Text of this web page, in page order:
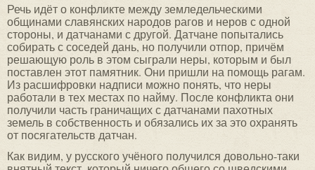
Речь идёт о конфликте между земледельческими
общинами славянских народов рагов и неров с одной
стороны, и датчанами с другой. Датчане попытались
собирать с соседей дань, но получили отпор, причём
решающую роль в этом сыграли неры, которым и был
поставлен этот памятник. Они пришли на помощь рагам.
Из расшифровки надписи можно понять, что неры
работали в тех местах по найму. После конфликта они
получили часть граничащих с датчанами пахотных
земель в собственность и обязались их за это охранять
от посягательств датчан.
Как видим, у русского учёного получился довольно-таки